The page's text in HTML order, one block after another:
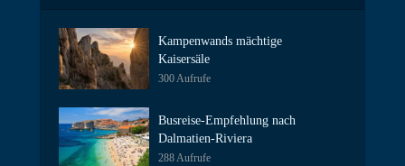
Kampenwands mächtige
Kaisersäle
300 Aufrufe
Busreise-Empfehlung nach
Dalmatien-Riviera
288 Aufrufe